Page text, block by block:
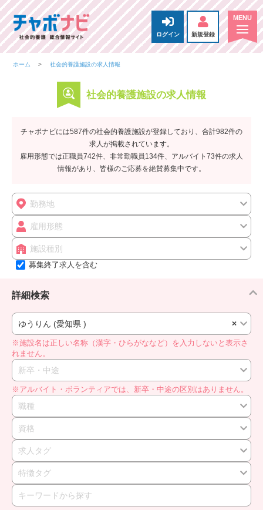
ログイン 新規登録
ホーム 社会的養護施設の求人情報
社会的養護施設の求人情報
チャボナビには587件の社会的養護施設が登録しており、合計982件の
求人が掲載されています。
雇用形態では正職員742件、非常勤職員134件、アルバイト73件の求人
情報があり、皆様のご応募を絶賛募集中です。
勤務地
雇用形態
施設種別
募集終了求人を含む
詳細検索
×
ゆうりん (愛知県 )
※施設名は正しい名称（漢字・ひらがななど）を入力しないと表示さ
れません。
新卒・中途
※アルバイト・ボランティアでは、新卒・中途の区別はありません。
職種
資格
求人タグ
特徴タグ